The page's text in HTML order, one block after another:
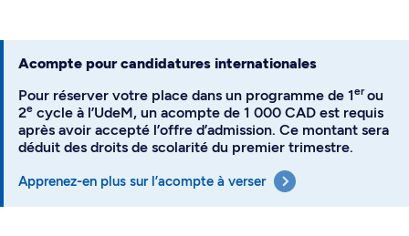
Acompte pour candidatures internationales
Pour réserver votre place dans un programme de 1erou
2e cycle à l’UdeM, un acompte de 1 000 CAD est requis
après avoir accepté l’offre d’admission. Ce montant sera
déduit des droits de scolarité du premier trimestre.
Apprenez-en plus sur l’acompte à verser